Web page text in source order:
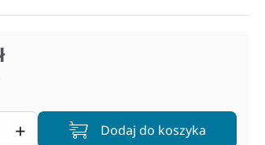
+ Dodaj do koszyka